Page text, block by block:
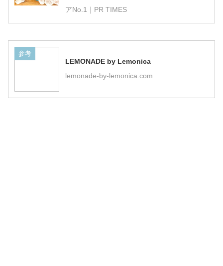
アNo.1｜PR TIMES
参考
LEMONADE by Lemonica
lemonade-by-lemonica.com